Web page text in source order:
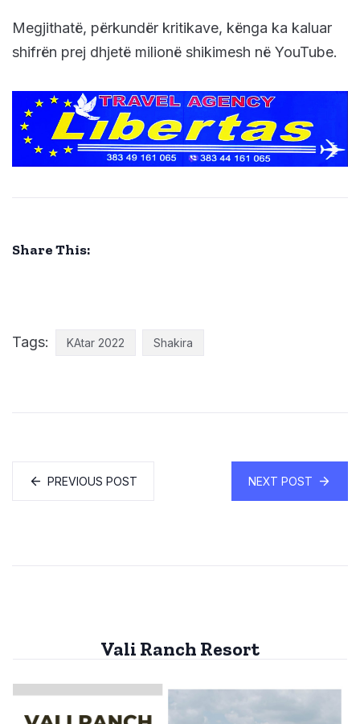
Megjithatë, përkundër kritikave, kënga ka kaluar
shifrën prej dhjetë milionë shikimesh në YouTube.
Share This:
Tags: KAtar 2022 Shakira
PREVIOUS POST NEXT POST
Vali Ranch Resort